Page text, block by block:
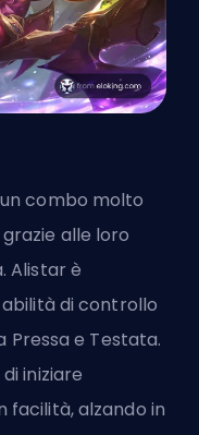
combo molto
alle loro
Alistar è
di controllo
Pressa e Testata.
iniziare
alzando in